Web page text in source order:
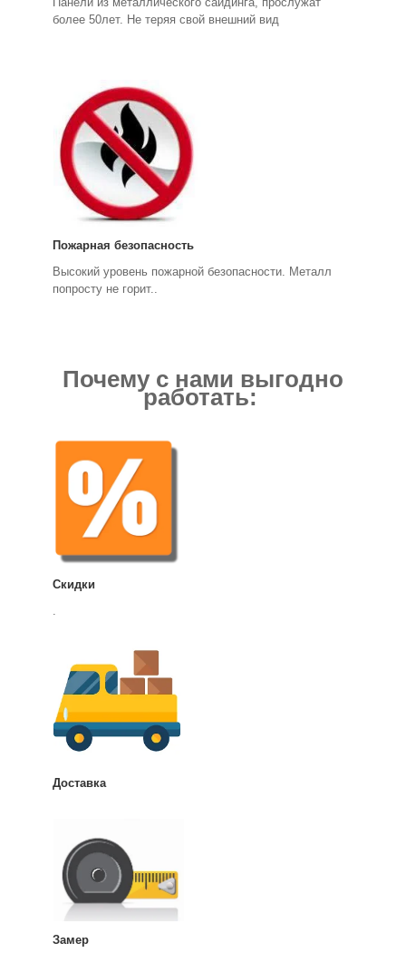
более 50лет. Не теряя свой внешний вид
Пожарная безопасность
Высокий уровень пожарной безопасности. Металл
попросту не горит..
Почему с нами выгодно
работать:
Скидки
.
Доставка
Замер